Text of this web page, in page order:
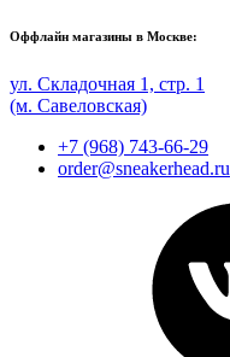
Оффлайн магазины в Москве:
ул. Складочная 1, стр. 1
(м. Савеловская)
+7 (968) 743-66-29
order@sneakerhead.ru